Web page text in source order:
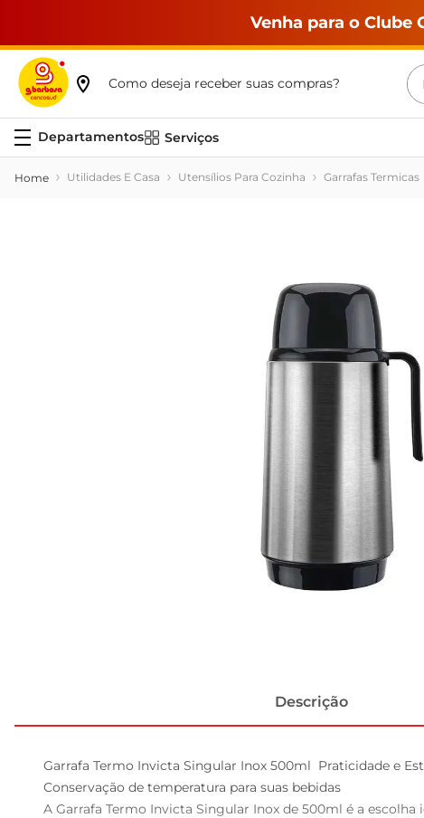
Venha para o Clube
Como deseja receber suas compras?
Serviços
Utilidades E Casa Utensílios Para Cozinha Garrafas Termicas
Descrição
Garrafa Termo Invicta Singular Inox 500ml  Praticidade e
Conservação de temperatura para suas bebidas
A Garrafa Termo Invicta Singular Inox de 500ml é a